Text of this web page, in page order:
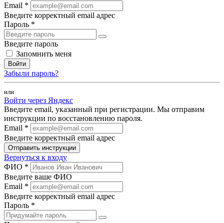
Email *
Введите корректный email адрес
Пароль *
Введите пароль
Запомнить меня
Войти
Забыли пароль?
или
Войти через Яндекс
Введите email, указанный при регистрации. Мы отправим
инструкции по восстановлению пароля.
Email *
Введите корректный email адрес
Отправить инструкции
Вернуться к входу
ФИО *
Введите ваше ФИО
Email *
Введите корректный email адрес
Пароль *